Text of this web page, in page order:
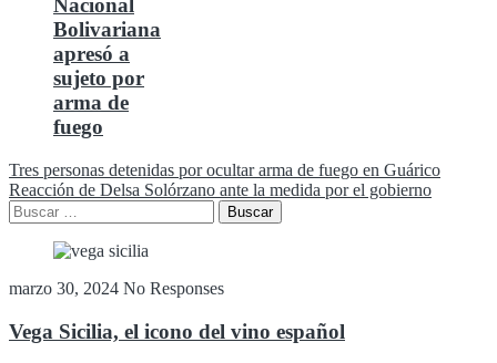
Nacional
Bolivariana
apresó a
sujeto por
arma de
fuego
Navegación
de
entradas
Tres personas detenidas por ocultar arma de fuego en Guárico
Reacción de Delsa Solórzano ante la medida por el gobierno
Buscar:
marzo 30, 2024 No Responses
Vega Sicilia, el icono del vino español